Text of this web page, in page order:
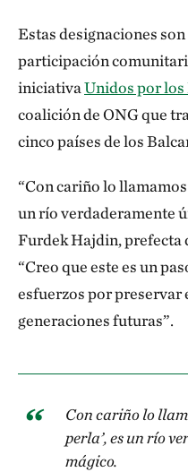
Estas designaciones
participación
iniciativaUnidos por los
coalición de ONG que
cinco países de los
“Con cariño lo llamamos
un río verdaderamente
Furdek Hajdin, prefecta
“Creo que este es un
esfuerzos por preservar
generaciones futuras”.
Con cariño lo
perla’, es un río
mágico.